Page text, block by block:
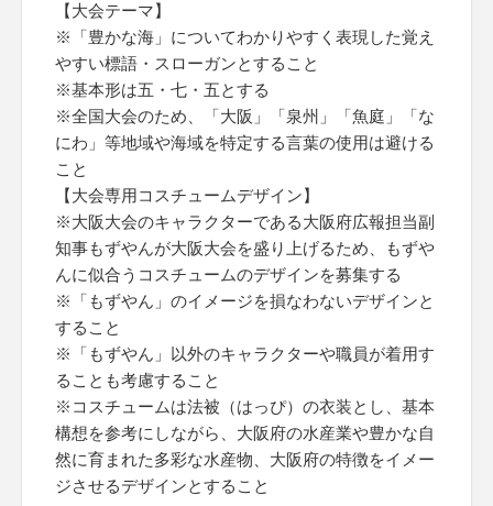
【大会テーマ】
※「豊かな海」についてわかりやすく表現した覚え
やすい標語・スローガンとすること
※基本形は五・七・五とする
※全国大会のため、「大阪」「泉州」「魚庭」「な
にわ」等地域や海域を特定する言葉の使用は避ける
こと
【大会専用コスチュームデザイン】
※大阪大会のキャラクターである大阪府広報担当副
知事もずやんが大阪大会を盛り上げるため、もずや
んに似合うコスチュームのデザインを募集する
※「もずやん」のイメージを損なわないデザインと
すること
※「もずやん」以外のキャラクターや職員が着用す
ることも考慮すること
※コスチュームは法被（はっぴ）の衣装とし、基本
構想を参考にしながら、大阪府の水産業や豊かな自
然に育まれた多彩な水産物、大阪府の特徴をイメー
ジさせるデザインとすること